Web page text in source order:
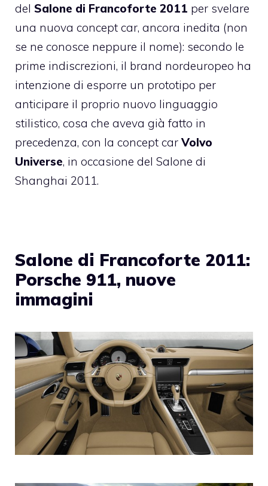
del Salone di Francoforte 2011 per svelare
una nuova concept car, ancora inedita (non
se ne conosce neppure il nome): secondo le
prime indiscrezioni, il brand nordeuropeo ha
intenzione di esporre un prototipo per
anticipare il proprio nuovo linguaggio
stilistico, cosa che aveva già fatto in
precedenza, con la concept carVolvo
Universe, in occasione del Salone di
Shanghai 2011.
Salone di Francoforte 2011:
Porsche 911, nuove
immagini